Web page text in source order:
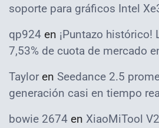
soporte para gráficos Intel
qp924 en ¡Puntazo histórico!
7,53% de cuota de mercado
Taylor en Seedance 2.5
generación casi en tiempo
bowie 2674 en XiaoMiTool